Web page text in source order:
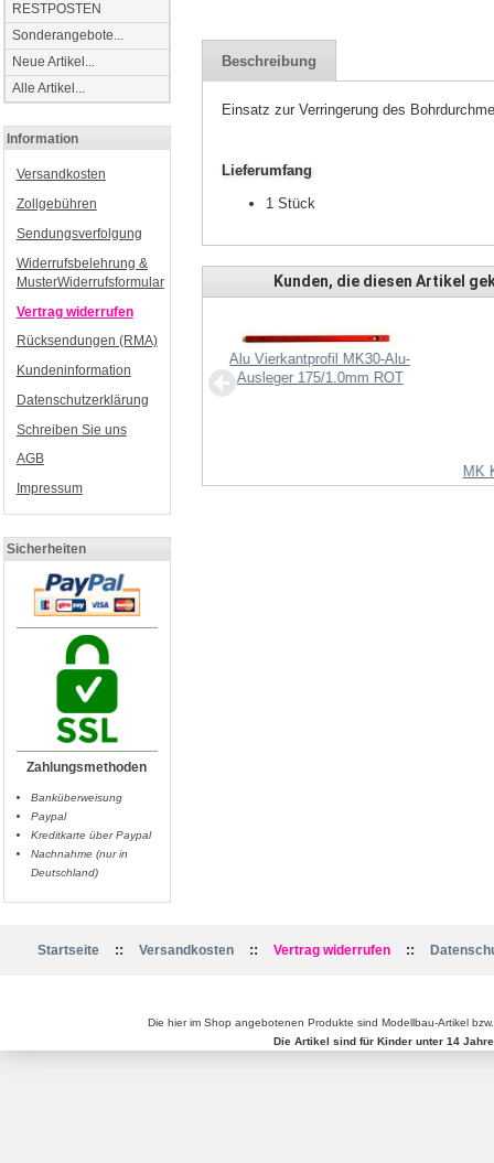
RESTPOSTEN
Sonderangebote...
Neue Artikel...
Alle Artikel...
Information
Versandkosten
Zollgebühren
Sendungsverfolgung
Widerrufsbelehrung &
MusterWiderrufsformular
Vertrag widerrufen
Rücksendungen (RMA)
Kundeninformation
Datenschutzerklärung
Schreiben Sie uns
AGB
Impressum
Sicherheiten
Zahlungsmethoden
Banküberweisung
Paypal
Kreditkarte über Paypal
Nachnahme (nur in
Deutschland)
Beschreibung
Einsatz zur Verringerung des
Lieferumfang
1 Stück
Kunden, die diesen Artikel
Alu Vierkantprofil MK30-Alu-
Ausleger 175/1.0mm ROT
MK
Startseite :: Versandkosten :: Vertrag widerrufen ::
Die hier im Shop angebotenen Produkte sind Modellbau-Artikel
Die Artikel sind für Kinder unter 14